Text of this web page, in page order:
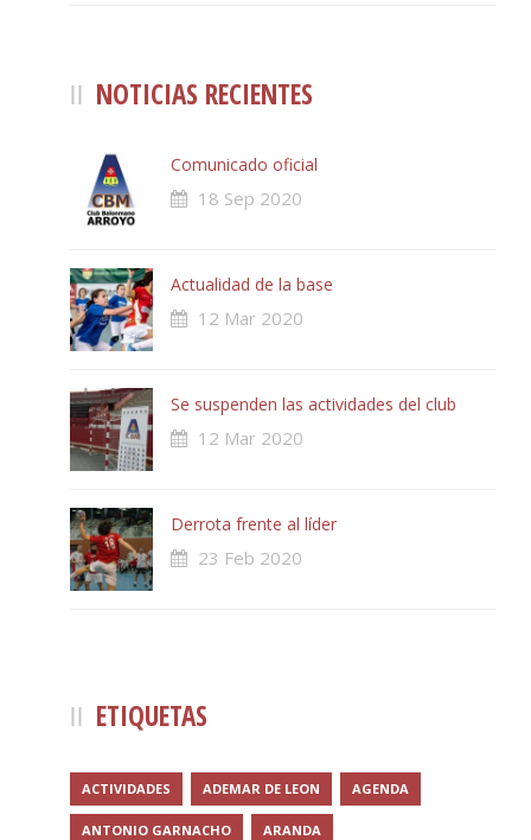
NOTICIAS RECIENTES
Comunicado oficial
18 Sep 2020
Actualidad de la base
12 Mar 2020
Se suspenden las actividades del club
12 Mar 2020
Derrota frente al líder
23 Feb 2020
ETIQUETAS
ACTIVIDADES ADEMAR DE LEON AGENDA
ANTONIO GARNACHO ARANDA